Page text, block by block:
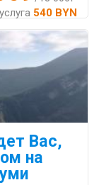
540 BYN
Вас,
на